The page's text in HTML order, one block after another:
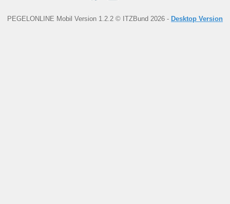
PEGELONLINE Mobil Version 1.2.2 © ITZBund 2026 - Desktop Version